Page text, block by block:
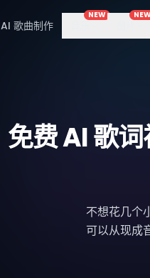
AI 歌曲制作
NEW
免费 AI 歌
不想花几个
可以从现成